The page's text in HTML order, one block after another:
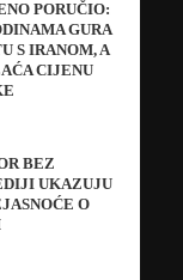
PORUČIO:
GURA
S IRANOM, A
CIJENU
BEZ
UKAZUJU
O